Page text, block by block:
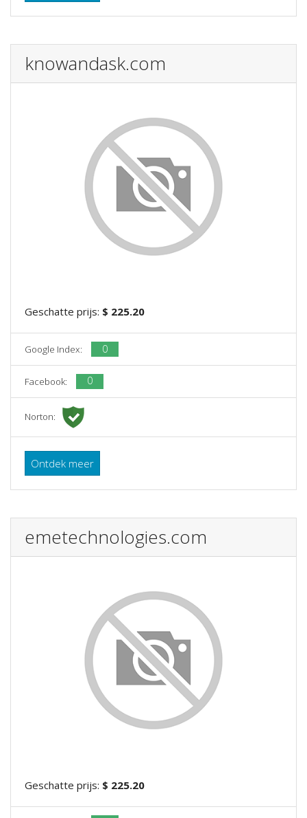
knowandask.com
Geschatte prijs: $ 225.20
Google Index: 0
Facebook: 0
Norton:
Ontdek meer
emetechnologies.com
Geschatte prijs: $ 225.20